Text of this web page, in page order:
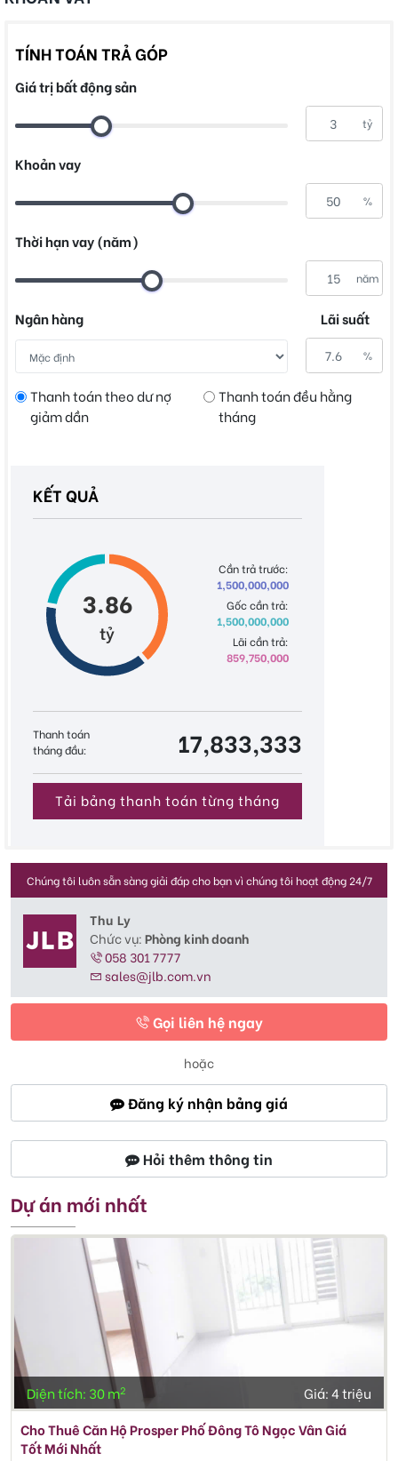
TÍNH TOÁN TRẢ GÓP
Giá trị bất động sản
tỷ
Khoản vay
%
Thời hạn vay (năm)
năm
Ngân hàng Lãi suất
%
Thanh toán theo dư nợ
giảm dần
Thanh toán đều hằng
tháng
KẾT QUẢ
3.86
tỷ
Cần trả trước:
1,500,000,000
Gốc cần trả:
1,500,000,000
Lãi cần trả:
859,750,000
Thanh toán
tháng đầu:
17,833,333
Tải bảng thanh toán từng tháng
Chúng tôi luôn sẵn sàng giải đáp cho bạn vì chúng tôi hoạt động 24/7
Thu Ly
Chức vụ:Phòng kinh doanh
058 301 7777
sales@jlb.com.vn
Gọi liên hệ ngay
hoặc
Đăng ký nhận bảng giá
Hỏi thêm thông tin
Dự án mới nhất
Diện tích: 30 m2 Giá:4 triệu
Cho Thuê Căn Hộ Prosper Phố Đông Tô Ngọc Vân Giá
Tốt Mới Nhất